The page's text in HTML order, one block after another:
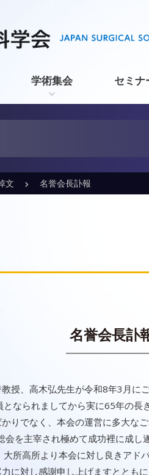
学術集会 セミナ
文 名誉会長訃報
名誉会長訃
授、高木弘先生が令和8年3月に
なられましてから実に65年の長
りでなく、本会の運営に多大な
を主宰され極めて成功裡に成し
所高所より本会に対し良きアド
に対し感謝申し上げますとともに